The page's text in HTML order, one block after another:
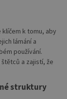
klíčem k tomu, aby
lámání a
používání.
a zajistí, že
struktury